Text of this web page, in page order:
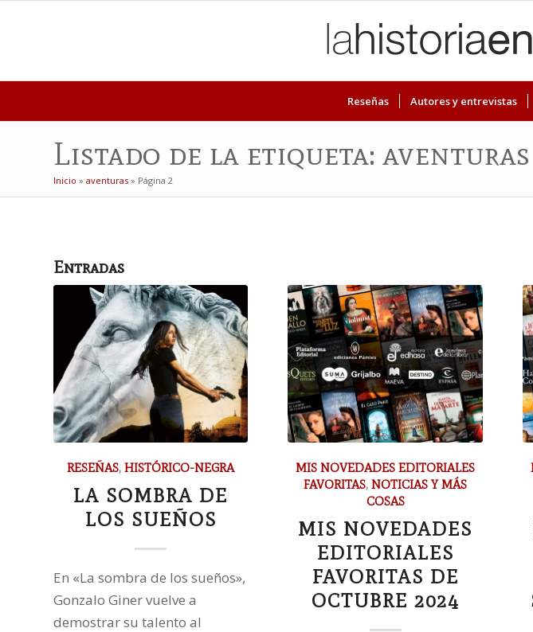
Reseñas Autores y entrevistas
Listado de la etiqueta: aventuras
Inicio » aventuras » Página 2
Entradas
RESEÑAS,HISTÓRICO-NEGRA
LA SOMBRA DE
LOS SUEÑOS
En «La sombra de los sueños»,
Gonzalo Giner vuelve a
demostrar su talento al
MIS NOVEDADES EDITORIALES
FAVORITAS,NOTICIAS Y MÁS
COSAS
MIS NOVEDADES
EDITORIALES
FAVORITAS DE
OCTUBRE 2024